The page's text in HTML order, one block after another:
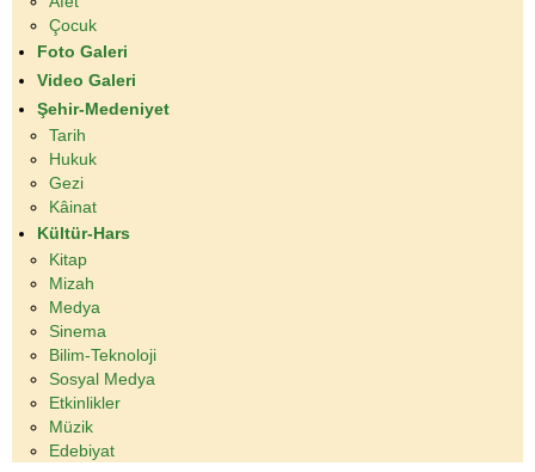
Çocuk
Foto Galeri
Video Galeri
Şehir-Medeniyet
Tarih
Hukuk
Gezi
Kâinat
Kültür-Hars
Kitap
Mizah
Medya
Sinema
Bilim-Teknoloji
Sosyal Medya
Etkinlikler
Müzik
Edebiyat